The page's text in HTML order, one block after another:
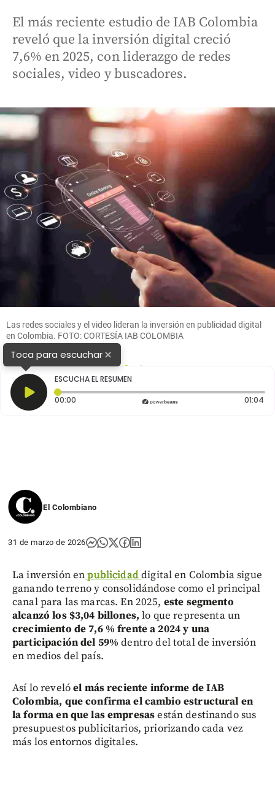
El más reciente estudio de IAB Colombia
reveló que la inversión digital creció
7,6% en 2025, con liderazgo de redes
sociales, video y buscadores.
Las redes sociales y el video lideran la inversión en publicidad digital
en Colombia. FOTO: CORTESÍA IAB COLOMBIA
Toca para escuchar×
ESCUCHA EL RESUMEN
00:00 Tiempo transcurrido: 0 segundos 01:04
El Colombiano
31 de marzo de 2026
La inversión enpublicidaddigital en Colombia sigue
ganando terreno y consolidándose como el principal
canal para las marcas. En 2025, este segmento
alcanzó los $3,04 billones, lo que representa un
crecimiento de 7,6 % frente a 2024 y una
participación del 59% dentro del total de inversión
en medios del país.
Así lo revelóel más reciente informe de IAB
Colombia, que confirma el cambio estructural en
la forma en que las empresasestán destinando sus
presupuestos publicitarios, priorizando cada vez
más los entornos digitales.